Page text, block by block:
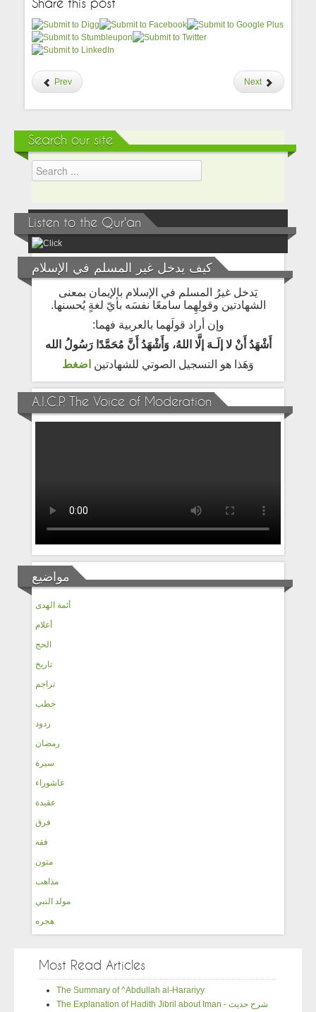
Share this post
Prev Next
Search our site
Listen to the Qur'an
كيف يدخل غير المسلم في الإسلام
يَدخل غيرُ المسلم في الإسلام بالإيمان بمعنى
الشهادتين وقولِهِما سامعًا نفسَه بأيّ لغةٍ يُحسنها.
وإن أراد قولَهما بالعربية فهما:
أَشْهَدُ أَنْ لا إلَـهَ إلَّا اللهُ، وَأَشْهَدُ أَنَّ مُحَمَّدًا رَسُولُ الله
وَهَذا هو التسجيل الصوتي للشهادتين اضغط
A.I.C.P. The Voice of Moderation
مواضيع
أئمة الهدى
أعلام
الحج
تاريخ
تراجم
خطب
ردود
رمضان
سيرة
عاشوراء
عقيدة
فرق
فقه
متون
مذاهب
مولد النبي
هجره
Most Read Articles
The Summary of ^Abdullah al-Harariyy
The Explanation of Hadith Jibril about Iman - شرح حديث